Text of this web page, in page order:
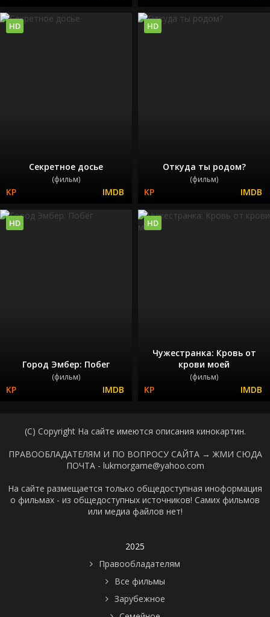
Секретное досье
(фильм)
HD
Откуда ты родом?
(фильм)
HD
Город Эмбер: Побег
(фильм)
HD
Чужестранка: Кровь от
крови моей
(фильм)
HD
(C) Copyright На сайте имеются описания кинокартин.
ПРАВООБЛАДАТЕЛЯМ И ПО ВОПРОСУ САЙТА → ЖМИ СЮДА
ПОЧТА - lukmorgame@yahoo.com
На сайте размещается только общедоступная иноформация
о фильмах - из общедоступных источников! Самих фильмов
или медиа файлов нет!
2025
Правообладателям
Все фильмы
Зарубежное